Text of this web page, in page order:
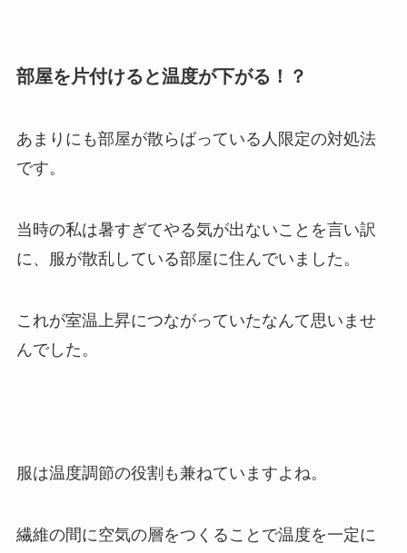
部屋を片付けると温度が下がる！？
あまりにも部屋が散らばっている人限定の対処法
です。
当時の私は暑すぎてやる気が出ないことを言い訳
に、服が散乱している部屋に住んでいました。
これが室温上昇につながっていたなんて思いませ
んでした。
服は温度調節の役割も兼ねていますよね。
繊維の間に空気の層をつくることで温度を一定に